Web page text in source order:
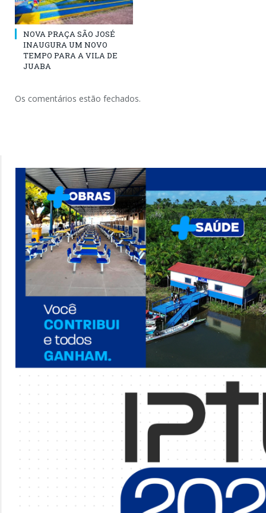
NOVA PRAÇA SÃO JOSÉ
INAUGURA UM NOVO
TEMPO PARA A VILA DE
JUABA
Os comentários estão fechados.